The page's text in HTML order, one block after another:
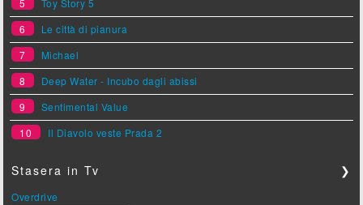
5
Toy Story 5
6
Le città di pianura
7
Michael
8
Deep Water - Incubo dagli abissi
9
Sentimental Value
10
Il Diavolo veste Prada 2
Stasera in Tv ❯
Overdrive